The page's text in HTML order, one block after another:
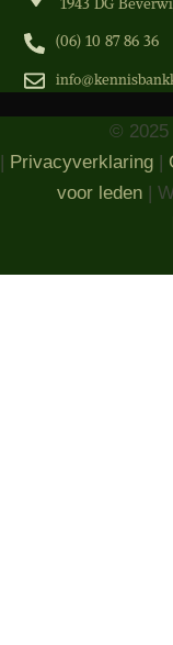
1943 DG
(06) 10 87 86 36‬
© 2025
Privacyverklaring
voor leden|